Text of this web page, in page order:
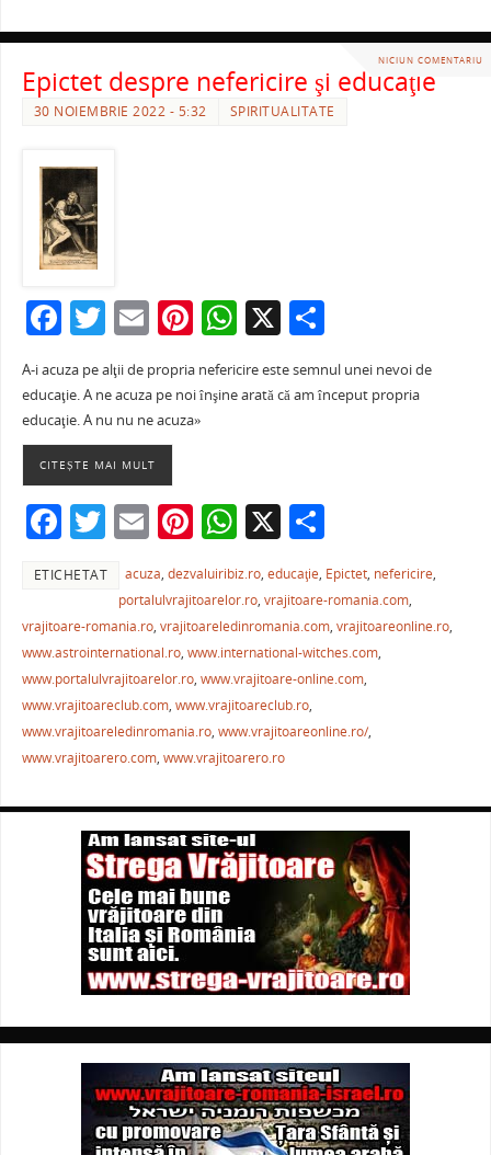
k NICIUN COMENTARIU
Epictet despre nefericire şi educaţie
30 NOIEMBRIE 2022 - 5:32 SPIRITUALITATE
F
c
e
b
o
o
k
T
w
itt
er
E
ai
l
Pi
nt
er
e
W
h
at
p
p
X P
ar
ta
ză
A-i acuza pe alţii de propria nefericire este semnul unei nevoi de
educaţie. A ne acuza pe noi înşine arată că am început propria
educaţie. A nu nu ne acuza»
CITEȘTE MAI MULT
F
c
e
b
o
o
k
T
itt
er
E
m
ai
l
Pi
nt
er
e
st
W
h
at
s
A
p
p
X P
ar
ta
je
a
ză
ETICHETAT acuza,dezvaluiribiz.ro,educaţie, Epictet, nefericire,
portalulvrajitoarelor.ro,vrajitoare-romania.com,
vrajitoare-romania.ro, vrajitoareledinromania.com, vrajitoareonline.ro,
www.astrointernational.ro, www.international-witches.com,
www.portalulvrajitoarelor.ro, www.vrajitoare-online.com,
www.vrajitoareclub.com, www.vrajitoareclub.ro,
www.vrajitoareledinromania.ro, www.vrajitoareonline.ro/,
www.vrajitoarero.com, www.vrajitoarero.ro